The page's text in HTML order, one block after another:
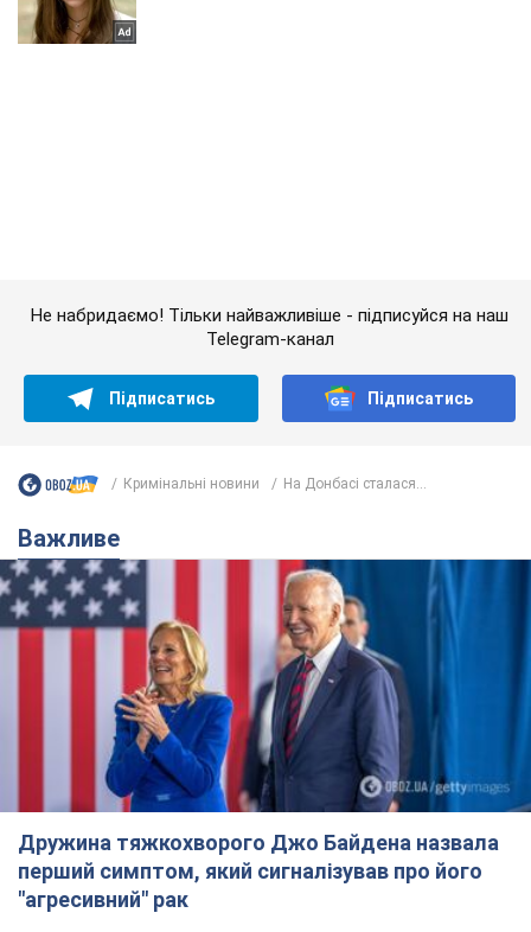
Важливе
Дружина тяжкохворого Джо Байдена назвала
перший симптом, який сигналізував про його
"агресивний" рак
Спершу лікарі не надали цьому належної уваги
10 часов назад 13,9 т.
Відпустка Лесі Нікітюк у Карпатах
обернулася скандалом: чому ведучу
несправедливо захейтили
Знаменитість вийшла на пряму комунікацію в